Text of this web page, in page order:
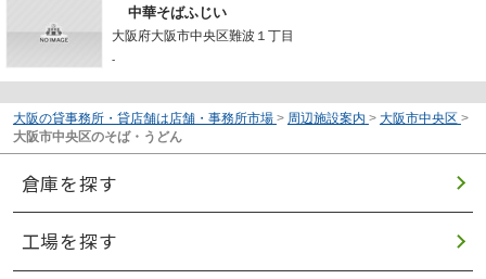
中華そばふじい
大阪府大阪市中央区難波１丁目
-
大阪の貸事務所・貸店舗は店舗・事務所市場 > 周辺施設案内 > 大阪市中央区 >
大阪市中央区のそば・うどん
倉庫を探す
工場を探す